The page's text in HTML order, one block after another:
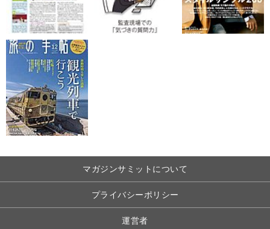
マガジンサミットについて
プライバシーポリシー
運営者